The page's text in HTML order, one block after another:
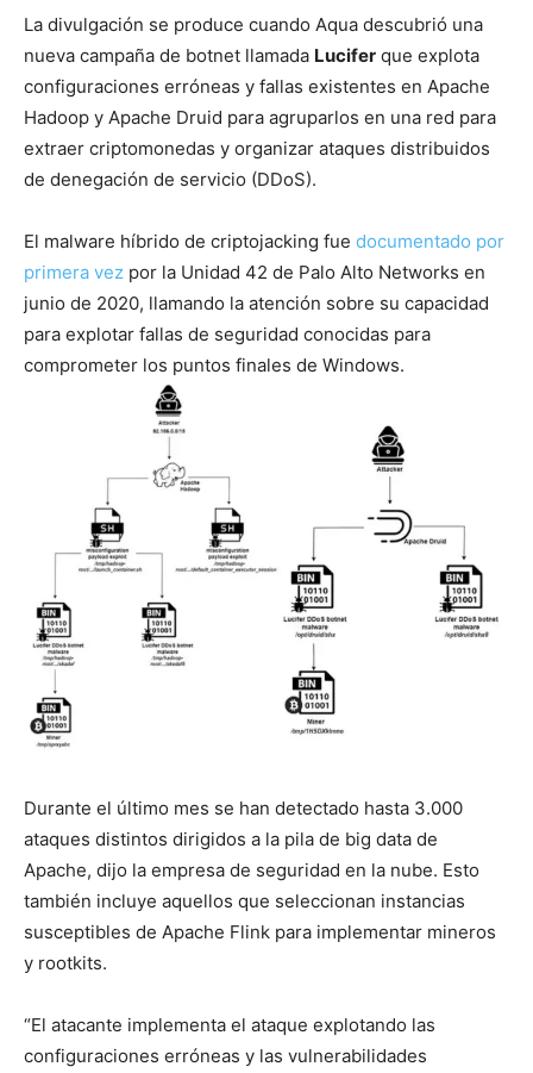
La divulgación se produce cuando Aqua descubrió una
nueva campaña de botnet llamada Lucifer que explota
configuraciones erróneas y fallas existentes en Apache
Hadoop y Apache Druid para agruparlos en una red para
extraer criptomonedas y organizar ataques distribuidos
de denegación de servicio (DDoS).
El malware híbrido de criptojacking fue documentado por
primera vez por la Unidad 42 de Palo Alto Networks en
junio de 2020, llamando la atención sobre su capacidad
para explotar fallas de seguridad conocidas para
comprometer los puntos finales de Windows.
Durante el último mes se han detectado hasta 3.000
ataques distintos dirigidos a la pila de big data de
Apache, dijo la empresa de seguridad en la nube. Esto
también incluye aquellos que seleccionan instancias
susceptibles de Apache Flink para implementar mineros
y rootkits.
“El atacante implementa el ataque explotando las
configuraciones erróneas y las vulnerabilidades